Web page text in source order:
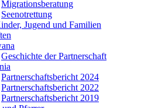
Migrationsberatung
Seenotrettung
Jugend und Familien
Geschichte der Partnerschaft
Partnerschaftsbericht 2024
Partnerschaftsbericht 2022
Partnerschaftsbericht 2019